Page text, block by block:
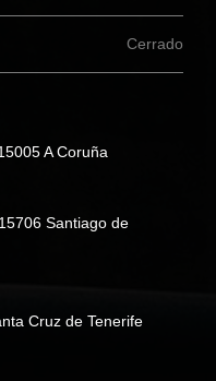
Cerrado
A Coruña
Santiago de
Cruz de Tenerife